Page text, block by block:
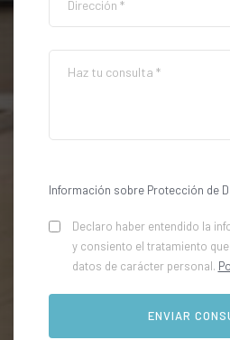
Información sobre Protección de
Declaro haber entendido la
y consiento el tratamiento
datos de carácter personal.